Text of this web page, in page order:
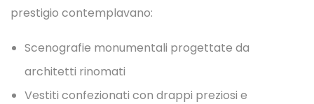
prestigio contemplavano:
Scenografie monumentali progettate da
architetti rinomati
Vestiti confezionati con drappi preziosi e